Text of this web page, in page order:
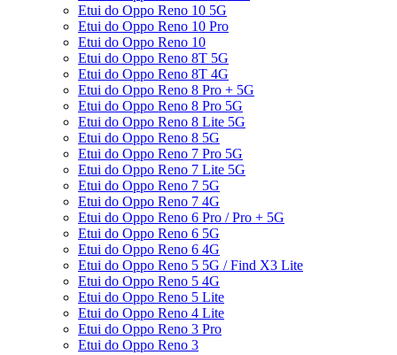
Etui do Oppo Reno 10 5G
Etui do Oppo Reno 10 Pro
Etui do Oppo Reno 10
Etui do Oppo Reno 8T 5G
Etui do Oppo Reno 8T 4G
Etui do Oppo Reno 8 Pro + 5G
Etui do Oppo Reno 8 Pro 5G
Etui do Oppo Reno 8 Lite 5G
Etui do Oppo Reno 8 5G
Etui do Oppo Reno 7 Pro 5G
Etui do Oppo Reno 7 Lite 5G
Etui do Oppo Reno 7 5G
Etui do Oppo Reno 7 4G
Etui do Oppo Reno 6 Pro / Pro + 5G
Etui do Oppo Reno 6 5G
Etui do Oppo Reno 6 4G
Etui do Oppo Reno 5 5G / Find X3 Lite
Etui do Oppo Reno 5 4G
Etui do Oppo Reno 5 Lite
Etui do Oppo Reno 4 Lite
Etui do Oppo Reno 3 Pro
Etui do Oppo Reno 3